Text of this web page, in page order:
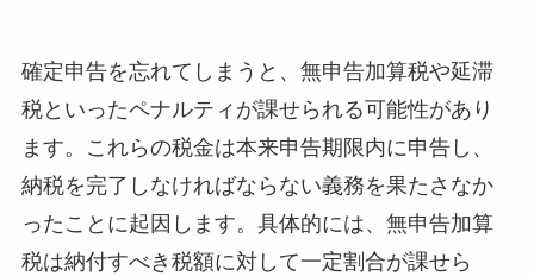
確定申告を忘れてしまうと、無申告加算税や延滞
税といったペナルティが課せられる可能性があり
ます。これらの税金は本来申告期限内に申告し、
納税を完了しなければならない義務を果たさなか
ったことに起因します。具体的には、無申告加算
税は納付すべき税額に対して一定割合が課せら